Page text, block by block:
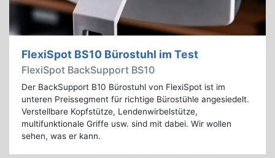
FlexiSpot BS10 Bürostuhl im Test
FlexiSpot BackSupport BS10
Der BackSupport B10 Bürostuhl von FlexiSpot ist im
unteren Preissegment für richtige Bürostühle angesiedelt.
Verstellbare Kopfstütze, Lendenwirbelstütze,
multifunktionale Griffe usw. sind mit dabei. Wir wollen
sehen, was er kann.